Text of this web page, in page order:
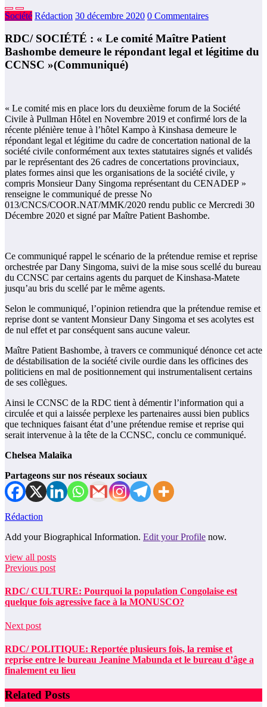
Société Rédaction 30 décembre 2020 0 Commentaires
RDC/ SOCIÉTÉ : « Le comité Maître Patient
Bashombe demeure le répondant legal et légitime du
CCNSC »(Communiqué)
« Le comité mis en place lors du deuxième forum de la Société
Civile à Pullman Hôtel en Novembre 2019 et confirmé lors de la
récente plénière tenue à l’hôtel Kampo à Kinshasa demeure le
répondant legal et légitime du cadre de concertation national de la
société civile conformément aux textes statutaires signés et validés
par le représentant des 26 cadres de concertations provinciaux,
plates formes ainsi que les organisations de la société civile, y
compris Monsieur Dany Singoma représentant du CENADEP »
renseigne le communiqué de presse No
013/CNCS/COOR.NAT/MMK/2020 rendu public ce Mercredi 30
Décembre 2020 et signé par Maître Patient Bashombe.
Ce communiqué rappel le scénario de la prétendue remise et reprise
orchestrée par Dany Singoma, suivi de la mise sous scellé du bureau
du CCNSC par certains agents du parquet de Kinshasa-Matete
jusqu’au bris du scellé par le même agents.
Selon le communiqué, l’opinion retiendra que la prétendue remise et
reprise dont se vantent Monsieur Dany Singoma et ses acolytes est
de nul effet et par conséquent sans aucune valeur.
Maître Patient Bashombe, à travers ce communiqué dénonce cet acte
de déstabilisation de la société civile ourdie dans les officines des
politiciens en mal de positionnement qui instrumentalisent certains
de ses collègues.
Ainsi le CCNSC de la RDC tient à démentir l’information qui a
circulée et qui a laissée perplexe les partenaires aussi bien publics
que techniques faisant état d’une prétendue remise et reprise qui
serait intervenue à la tête de la CCNSC, conclu ce communiqué.
Chelsea Malaika
Partageons sur nos réseaux sociaux
Rédaction
Add your Biographical Information. Edit your Profile now.
view all posts
Previous post
RDC/ CULTURE: Pourquoi la population Congolaise est
quelque fois agressive face à la MONUSCO?
Next post
RDC/ POLITIQUE: Reportée plusieurs fois, la remise et
reprise entre le bureau Jeanine Mabunda et le bureau d’âge a
finalement eu lieu
Related Posts